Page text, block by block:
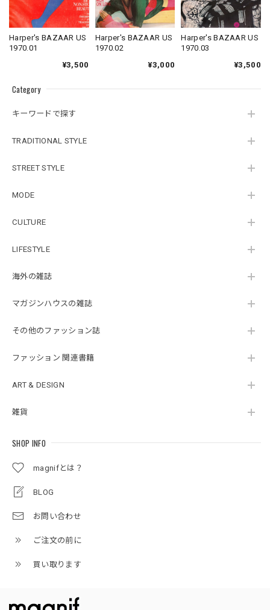
Category
キーワードで探す
TRADITIONAL STYLE
STREET STYLE
MODE
CULTURE
LIFESTYLE
海外の雑誌
マガジンハウスの雑誌
その他のファッション誌
ファッション 関連書籍
ART & DESIGN
雑貨
SHOP INFO
magnifとは？
BLOG
お問い合わせ
ご注文の前に
買い取ります
Harper's BAZAAR US
1970.01
¥3,500
Harper's BAZAAR US
1970.02
¥3,000
Harper's BAZAAR US
1970.03
¥3,500